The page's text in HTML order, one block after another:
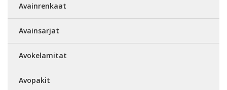
Avainrenkaat
Avainsarjat
Avokelamitat
Avopakit